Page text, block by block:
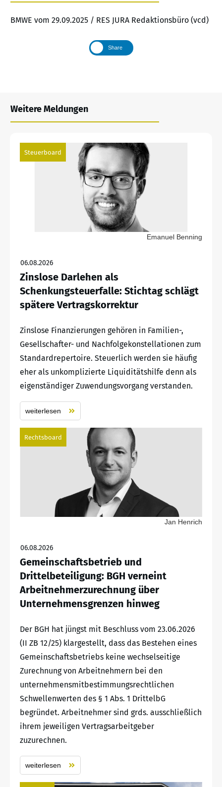
BMWE vom 29.09.2025 / RES JURA Redaktionsbüro (vcd)
Share
Weitere Meldungen
Steuerboard
Emanuel Benning
06.08.2026
Zinslose Darlehen als
Schenkungsteuerfalle: Stichtag schlägt
spätere Vertragskorrektur
Zinslose Finanzierungen gehören in Familien-,
Gesellschafter- und Nachfolgekonstellationen zum
Standardrepertoire. Steuerlich werden sie häufig
eher als unkomplizierte Liquiditätshilfe denn als
eigenständiger Zuwendungsvorgang verstanden.
weiterlesen
Rechtsboard
Jan Henrich
06.08.2026
Gemeinschaftsbetrieb und
Drittelbeteiligung: BGH verneint
Arbeitnehmerzurechnung über
Unternehmensgrenzen hinweg
Der BGH hat jüngst mit Beschluss vom 23.06.2026
(II ZB 12/25) klargestellt, dass das Bestehen eines
Gemeinschaftsbetriebs keine wechselseitige
Zurechnung von Arbeitnehmern bei den
unternehmensmitbestimmungsrechtlichen
Schwellenwerten des § 1 Abs. 1 DrittelbG
begründet. Arbeitnehmer sind grds. ausschließlich
ihrem jeweiligen Vertragsarbeitgeber
zuzurechnen.
weiterlesen